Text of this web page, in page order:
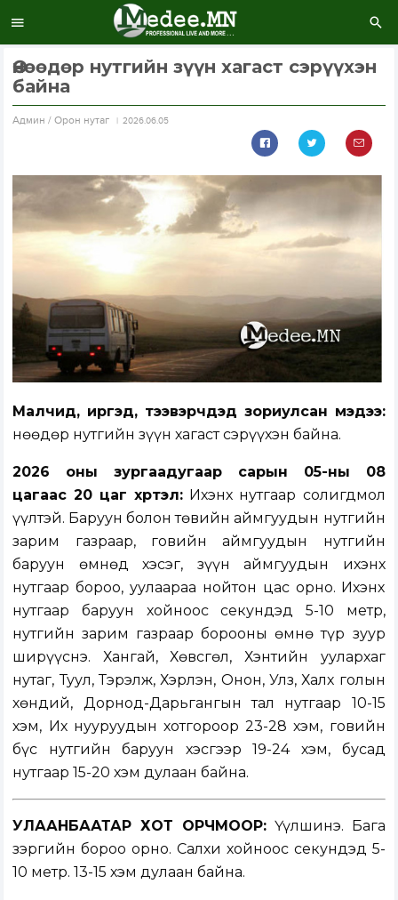
Өнөөдөр нутгийн зүүн хагаст сэрүүхэн
байна
Aдмин / Орон нутаг 2026.06.05
Малчид, иргэд, тээвэрчдэд зориулсан мэдээ:
Өнөөдөр нутгийн зүүн хагаст сэрүүхэн байна.
2026 оны зургаадугаар сарын 05-ны 08
цагаас 20 цаг хүртэл: Ихэнх нутгаар солигдмол
үүлтэй. Баруун болон төвийн аймгуудын нутгийн
зарим газраар, говийн аймгуудын нутгийн
баруун өмнөд хэсэг, зүүн аймгуудын ихэнх
нутгаар бороо, уулаараа нойтон цас орно. Ихэнх
нутгаар баруун хойноос секундэд 5-10 метр,
нутгийн зарим газраар борооны өмнө түр зуур
ширүүснэ. Хангай, Хөвсгөл, Хэнтийн уулархаг
нутаг, Туул, Тэрэлж, Хэрлэн, Онон, Улз, Халх голын
хөндий, Дорнод-Дарьгангын тал нутгаар 10-15
хэм, Их нууруудын хотгороор 23-28 хэм, говийн
бүс нутгийн баруун хэсгээр 19-24 хэм, бусад
нутгаар 15-20 хэм дулаан байна.
УЛААНБААТАР ХОТ ОРЧМООР:Үүлшинэ. Бага
зэргийн бороо орно. Салхи хойноос секундэд 5-
10 метр. 13-15 хэм дулаан байна.